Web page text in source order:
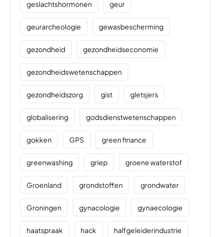
geslachtshormonen geur
geurarcheologie gewasbescherming
gezondheid gezondheidseconomie
gezondheidswetenschappen
gezondheidszorg gist gletsjers
globalisering godsdienstwetenschappen
gokken GPS green finance
greenwashing griep groene waterstof
Groenland grondstoffen grondwater
Groningen gynacologie gynaecologie
haatspraak hack halfgeleiderindustrie